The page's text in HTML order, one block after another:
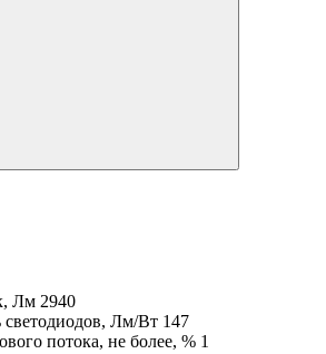
Лм 2940
Лм/Вт 147
потока, не более, % 1